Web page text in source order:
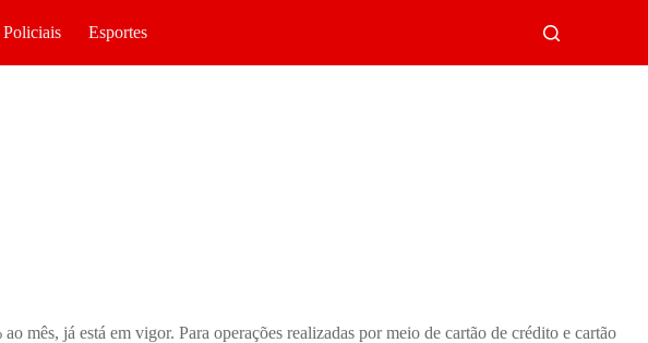
Policiais Esportes
já está em vigor. Para operações realizadas por meio de cartão de crédito e cartão